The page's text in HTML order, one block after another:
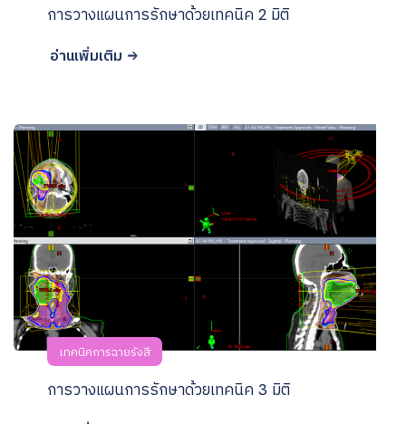
การวางแผนการรักษาด้วยเทคนิค 2 มิติ
อ่านเพิ่มเติม
เทคนิคการฉายรังสี
การวางแผนการรักษาด้วยเทคนิค 3 มิติ